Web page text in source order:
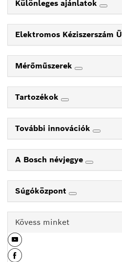
Különleges ajánlatok
Elektromos Kéziszerszám
Mérőműszerek
Tartozékok
További innovációk
A Bosch névjegye
Súgóközpont
Kövess minket